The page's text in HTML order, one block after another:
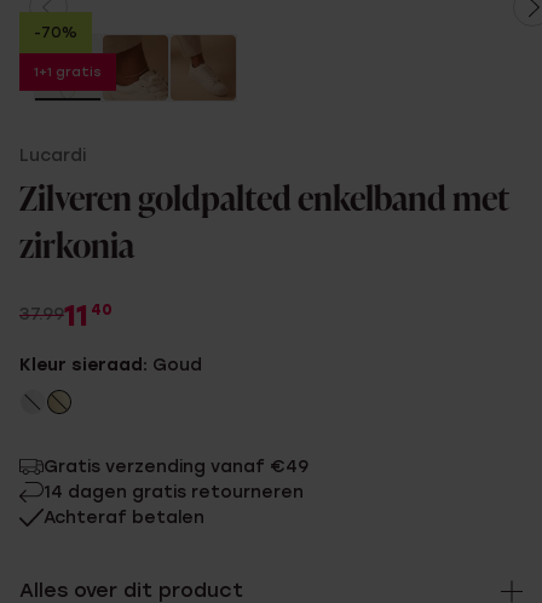
-70%
1+1 gratis
Lucardi
Zilveren goldpalted enkelband met
zirkonia
37.9911 40
Kleur sieraad: Goud
Gratis verzending vanaf €49
14 dagen gratis retourneren
Achteraf betalen
Alles over dit product